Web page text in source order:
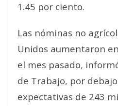
1.45 por ciento.
Las nóminas no
Unidos aumentaron
el mes pasado,
de Trabajo, por
expectativas de 243